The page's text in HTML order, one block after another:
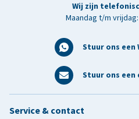
Wij zijn
Maandag t/m vrijdag:
Stuur ons een
Stuur ons een
Service & contact